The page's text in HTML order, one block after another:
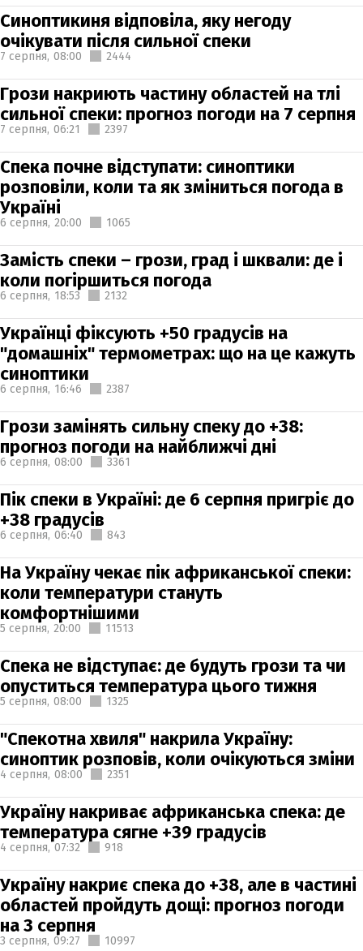
Синоптикиня відповіла, яку негоду
очікувати після сильної спеки
7 серпня, 08:00 2444
Грози накриють частину областей на тлі
сильної спеки: прогноз погоди на 7 серпня
7 серпня, 06:21 2397
Спека почне відступати: синоптики
розповіли, коли та як зміниться погода в
Україні
6 серпня, 20:00 1065
Замість спеки – грози, град і шквали: де і
коли погіршиться погода
6 серпня, 18:53 2132
Українці фіксують +50 градусів на
"домашніх" термометрах: що на це кажуть
синоптики
6 серпня, 16:46 2387
Грози замінять сильну спеку до +38:
прогноз погоди на найближчі дні
6 серпня, 08:00 3361
Пік спеки в Україні: де 6 серпня пригріє до
+38 градусів
6 серпня, 06:40 843
На Україну чекає пік африканської спеки:
коли температури стануть
комфортнішими
5 серпня, 20:00 11513
Спека не відступає: де будуть грози та чи
опуститься температура цього тижня
5 серпня, 08:00 1325
"Спекотна хвиля" накрила Україну:
синоптик розповів, коли очікуються зміни
4 серпня, 08:00 2351
Україну накриває африканська спека: де
температура сягне +39 градусів
4 серпня, 07:32 918
Україну накриє спека до +38, але в частині
областей пройдуть дощі: прогноз погоди
на 3 серпня
3 серпня, 09:27 10997